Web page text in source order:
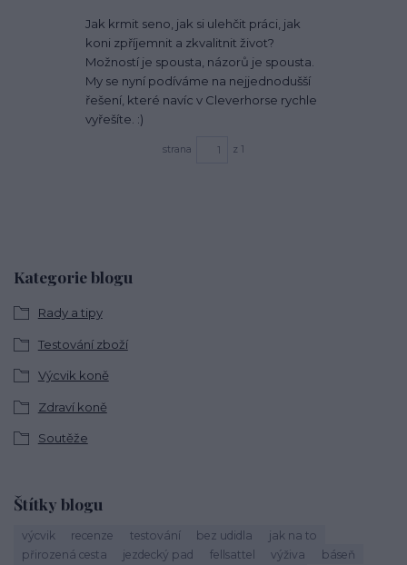
Kategorie blogu
Rady a tipy
Testování zboží
Výcvik koně
Zdraví koně
Soutěže
Štítky blogu
výcvik recenze testování bez udidla
jak na to
přirozená cesta
jezdecký pad fellsattel výživa
báseň
Jak krmit seno, jak si ulehčit práci, jak
koni zpříjemnit a zkvalitnit život?
Možností je spousta, názorů je spousta.
My se nyní podíváme na nejjednodušší
řešení, které navíc v Cleverhorse rychle
vyřešíte. :)
strana z 1